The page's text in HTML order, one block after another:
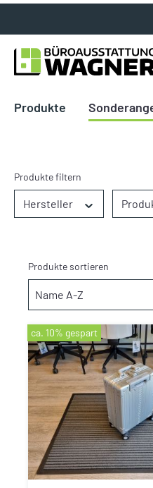
Produkte
Garderoben
Präsentation
Stühle / Lounge
Zubehör
Produkte filtern
Hersteller
Produkte sortieren
ca. 10% gespart